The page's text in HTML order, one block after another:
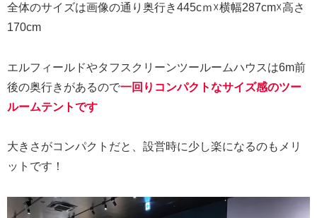
全体のサイズは画像の通り奥行き445cｍ☓横幅287cm☓高さ
170cm
エルフィールドやタフスクリーンツールームハウスは6m前
後の奥行きがあるので一回りコンパクトなサイズ感のツー
ルームテントです
大きさがコンパクトだと、設営時に少し楽になるのもメリ
ットです！